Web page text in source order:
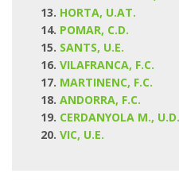
HORTA, U.AT.
POMAR, C.D.
SANTS, U.E.
VILAFRANCA, F.C.
MARTINENC, F.C.
ANDORRA, F.C.
CERDANYOLA M., U.D.
VIC, U.E.